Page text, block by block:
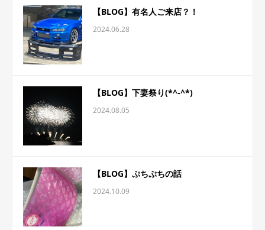
【BLOG】有名人ご来店？！
2024.06.28
【BLOG】下妻祭り(*^-^*)
2024.08.05
【BLOG】ぷちぷちの話
2024.10.09